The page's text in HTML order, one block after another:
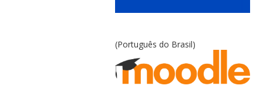
(Português do Brasil)